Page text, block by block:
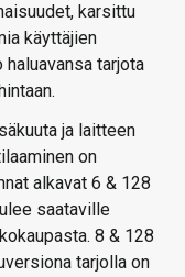
karsittu
käyttäjien
tarjota
ja laitteen
on
alkavat 6 & 128
saataville
8 & 128
tarjolla on